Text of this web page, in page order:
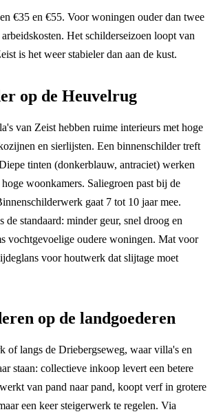
€35 en €55. Voor woningen ouder dan twee
Het schilderseizoen loopt van
is het weer stabieler dan aan de kust.
op de Heuvelrug
van Zeist hebben ruime interieurs met hoge
en sierlijsten. Een binnenschilder treft
tinten (donkerblauw, antraciet) werken
woonkamers. Saliegroen past bij de
gaat 7 tot 10 jaar mee.
de standaard: minder geur, snel droog en
vochtgevoelige oudere woningen. Mat voor
voor houtwerk dat slijtage moet
op de landgoederen
of langs de Driebergseweg, waar villa's en
staan: collectieve inkoop levert een betere
van pand naar pand, koopt verf in grotere
een keer steigerwerk te regelen. Via